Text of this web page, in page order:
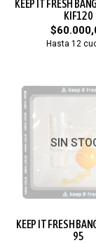
KEEP IT FRESH
KIF120
Hasta 12
SIN
KEEP IT FRESH
95